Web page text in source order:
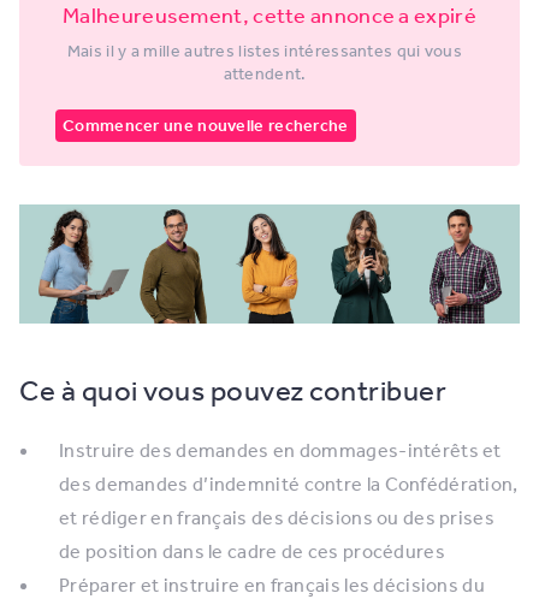
Malheureusement, cette annonce a expiré
Mais il y a mille autres listes intéressantes qui vous
attendent.
Commencer une nouvelle recherche
Ce à quoi vous pouvez contribuer
Instruire des demandes en dommages-intérêts et
des demandes d’indemnité contre la Confédération,
et rédiger en français des décisions ou des prises
de position dans le cadre de ces procédures
Préparer et instruire en français les décisions du